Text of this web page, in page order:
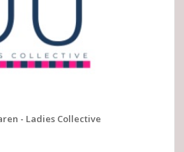
- Ladies Collective